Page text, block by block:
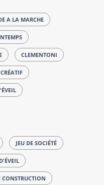
A LA MARCHE
CLEMENTONI
JEU DE SOCIÉTÉ
CONSTRUCTION